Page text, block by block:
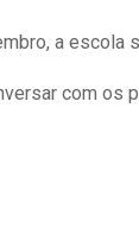
a escola
com os
Carmo